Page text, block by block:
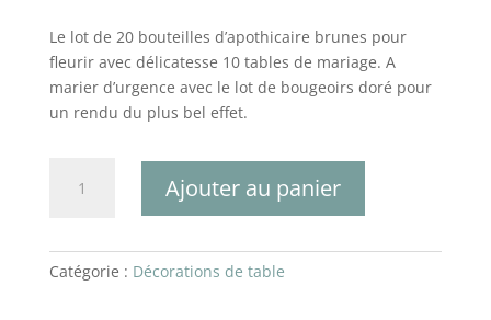
Le lot de 20 bouteilles d’apothicaire brunes pour
fleurir avec délicatesse 10 tables de mariage. A
marier d’urgence avec le lot de bougeoirs doré pour
un rendu du plus bel effet.
20
Ajouter au panier
Catégorie : Décorations de table